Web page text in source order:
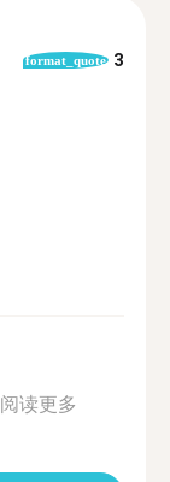
format_quote 3
阅读更多